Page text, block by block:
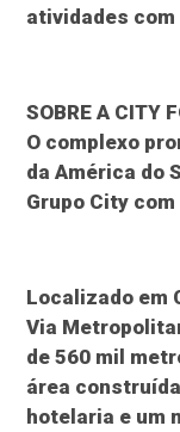
atividades
SOBRE A CITY
O complexo
da América do
Grupo City
Localizado em
Via
de 560 mil
área
hotelaria e um